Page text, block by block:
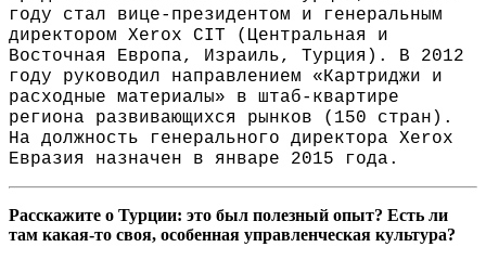
году стал вице-президентом и генеральным
директором Xerox CIT (Центральная и
Восточная Европа, Израиль, Турция). В 2012
году руководил направлением «Картриджи и
расходные материалы» в штаб-квартире
региона развивающихся рынков (150 стран).
На должность генерального директора Xerox
Евразия назначен в январе 2015 года.
Расскажите о Турции: это был полезный опыт? Есть ли
там какая-то своя, особенная управленческая культура?